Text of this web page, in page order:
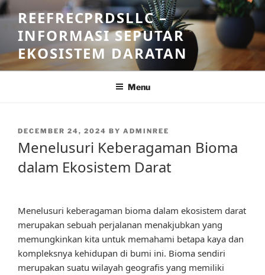
Skip
to
content
REEFRECPRDSLLC –
INFORMASI SEPUTAR
EKOSISTEM DARATAN
Menu
POSTED
DECEMBER 24, 2024 BY ADMINREE
Menelusuri Keberagaman Bioma
dalam Ekosistem Darat
Menelusuri keberagaman bioma dalam ekosistem darat
merupakan sebuah perjalanan menakjubkan yang
memungkinkan kita untuk memahami betapa kaya dan
kompleksnya kehidupan di bumi ini. Bioma sendiri
merupakan suatu wilayah geografis yang memiliki